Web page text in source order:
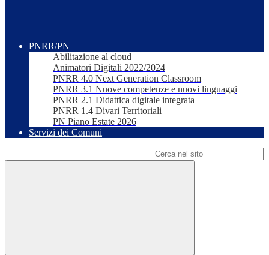
PNRR/PN
Abilitazione al cloud
Animatori Digitali 2022/2024
PNRR 4.0 Next Generation Classroom
PNRR 3.1 Nuove competenze e nuovi linguaggi
PNRR 2.1 Didattica digitale integrata
PNRR 1.4 Divari Territoriali
PN Piano Estate 2026
Servizi dei Comuni